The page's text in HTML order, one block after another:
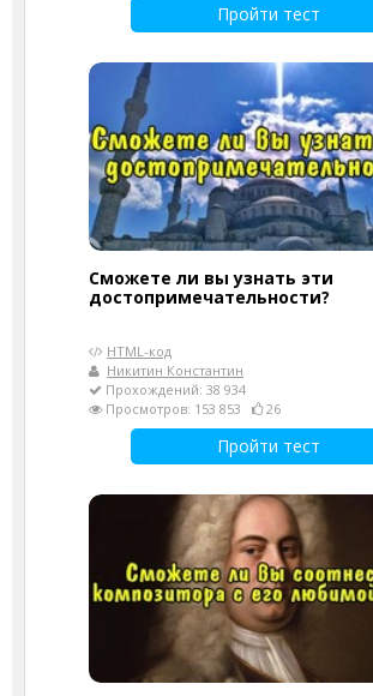
Пройти тест
Сможете ли вы узнать эти
достопримечательности?
HTML-код
Никитин Константин
Прохождений: 38 934
Просмотров: 153 853
26
Пройти тест